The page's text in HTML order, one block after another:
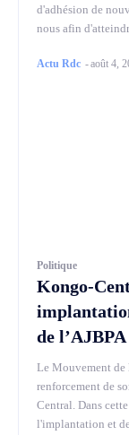
d'adhésion de
nous afin
Actu Rdc -août 4,
Politique
Kongo-
de
Le Mouvement
renforcement de
Central. Dans
l'implantation et